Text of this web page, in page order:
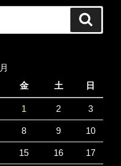
金 土 日
1 2 3
8 9 10
15 16 17